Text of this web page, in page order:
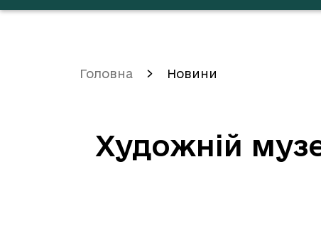
Головна Новини
Художній